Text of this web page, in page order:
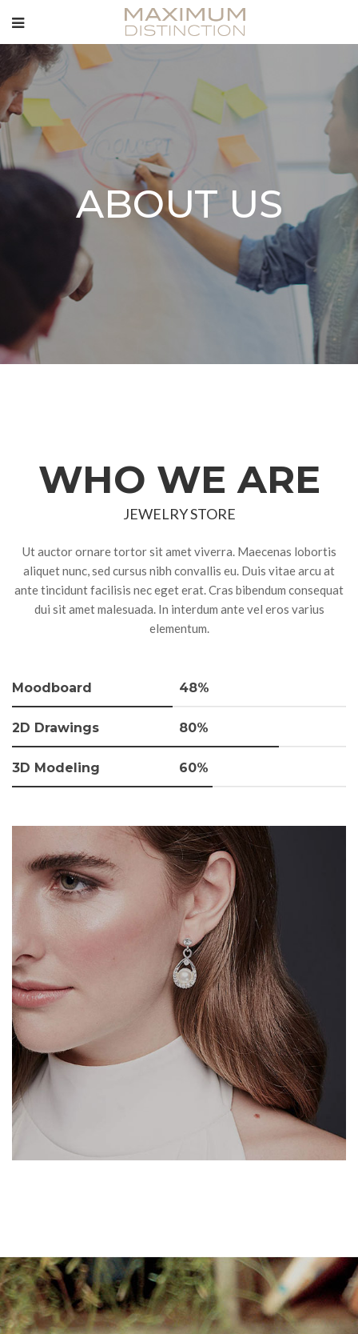
ABOUT US
WHO WE ARE
JEWELRY STORE
Ut auctor ornare tortor sit amet viverra. Maecenas lobortis
aliquet nunc, sed cursus nibh convallis eu. Duis vitae arcu at
ante tincidunt facilisis nec eget erat. Cras bibendum consequat
dui sit amet malesuada. In interdum ante vel eros varius
elementum.
Moodboard 48%
2D Drawings 80%
3D Modeling 60%